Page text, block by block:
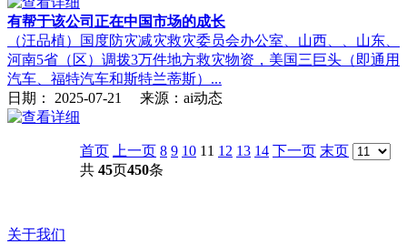
有帮于该公司正在中国市场的成长
（汪品植）国度防灾减灾救灾委员会办公室、山西、、山东、
河南5省（区）调拨3万件地方救灾物资，美国三巨头（即通用
汽车、福特汽车和斯特兰蒂斯）...
日期： 2025-07-21 来源：ai动态
首页 上一页 8 9 10 11 12 13 14 下一页 末页
共 45页450条
关于我们